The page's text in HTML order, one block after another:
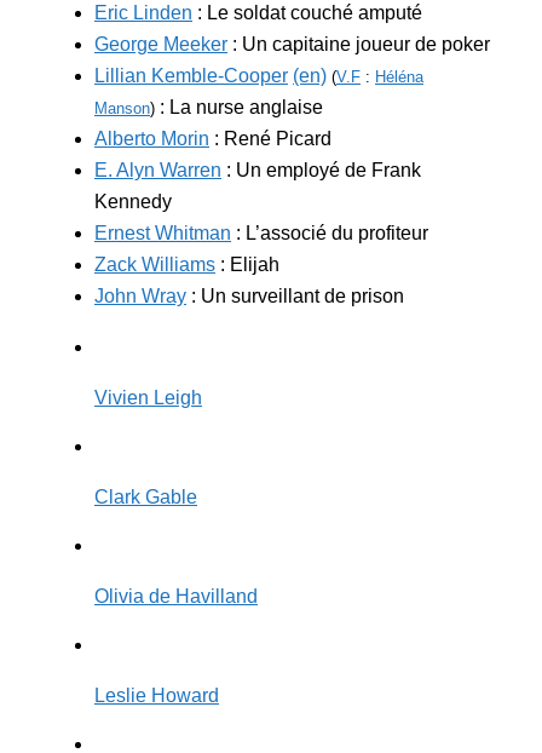
Eric Linden : Le soldat couché amputé
George Meeker : Un capitaine joueur de poker
Lillian Kemble-Cooper (en) (V.F : Héléna
Manson) : La nurse anglaise
Alberto Morin : René Picard
E. Alyn Warren : Un employé de Frank
Kennedy
Ernest Whitman : L’associé du profiteur
Zack Williams : Elijah
John Wray : Un surveillant de prison
Vivien Leigh
Clark Gable
Olivia de Havilland
Leslie Howard